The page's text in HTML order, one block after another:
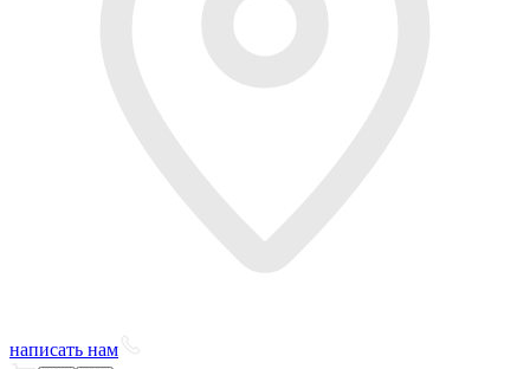
написать нам